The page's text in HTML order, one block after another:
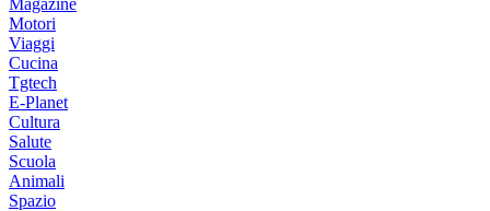
Motori
Viaggi
Cucina
Tgtech
E-Planet
Cultura
Salute
Scuola
Animali
Spazio